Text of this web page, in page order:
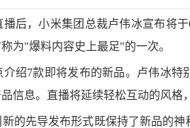
，小米集团总裁卢伟冰宣布将于
为"爆料内容史上最足"的一次。
7款即将发布的新品。卢伟冰特
信息。直播将延续轻松互动的风格
先导发布形式既保持了新品的神